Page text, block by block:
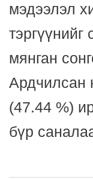
мэдээлэл
тэргүүнийг
мянган
Ардчилсан
(47.44 %)
бүр